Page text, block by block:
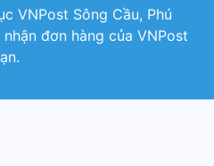
VNPost Sông Cầu, Phú
đơn hàng của VNPost